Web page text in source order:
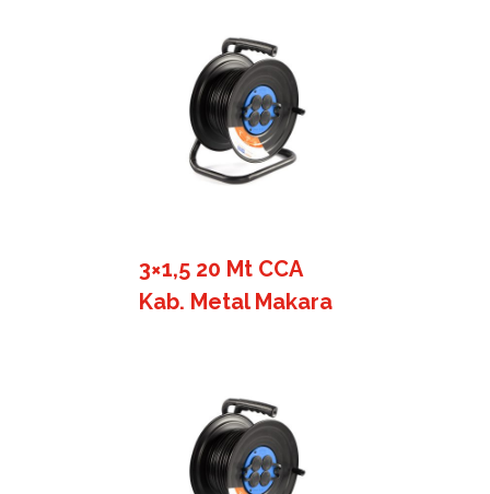
3×1,5 20 Mt CCA
Kab. Metal Makara